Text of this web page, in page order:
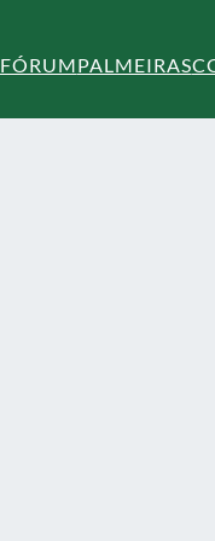
FÓRUMPALMEIRAS